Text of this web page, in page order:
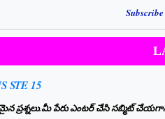
STE 15
ప్రశ్నలు.మీ పేరు ఎంటర్ చేసి సబ్మిట్ చేయగానే